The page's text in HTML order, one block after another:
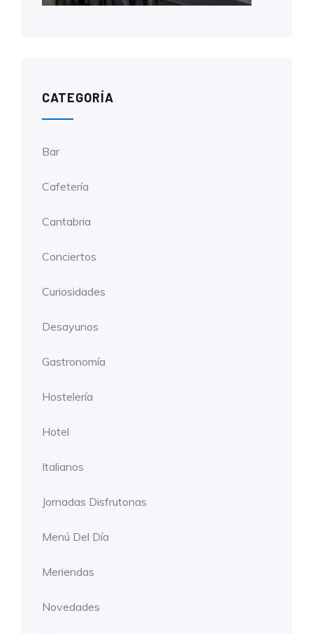
CATEGORÍA
Bar
Cafetería
Cantabria
Conciertos
Curiosidades
Desayunos
Gastronomía
Hostelería
Hotel
Italianos
Jornadas Disfrutonas
Menú Del Día
Meriendas
Novedades